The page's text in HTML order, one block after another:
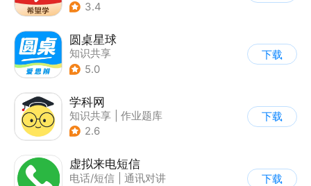
3.4
圆桌星球
知识共享
5.0
下载
学科网
知识共享
作业题库
2.6
下载
虚拟来电短信
电话/短信
通讯对讲
下载